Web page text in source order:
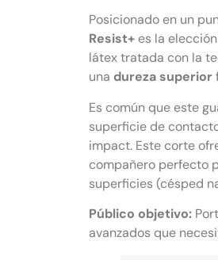
Posicionado en un
Resist+ es la
látex tratada con la
una dureza superior
Es común que este
superficie de
impact. Este corte
compañero perfecto
superficies (césped
Público objetivo:
avanzados que